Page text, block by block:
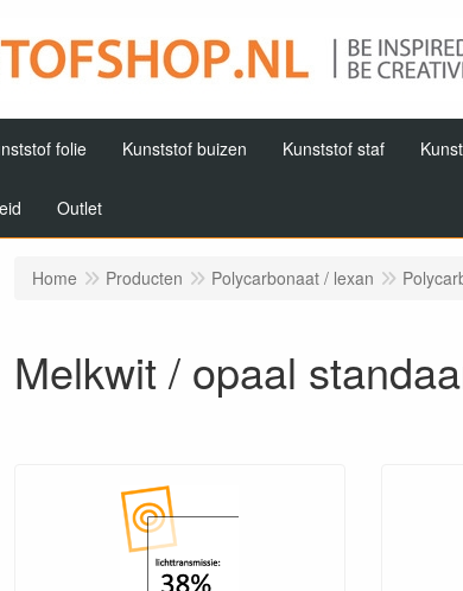
folie Kunststof buizen Kunststof staf
Outlet
Home Producten Polycarbonaat / lexan
Melkwit / opaal